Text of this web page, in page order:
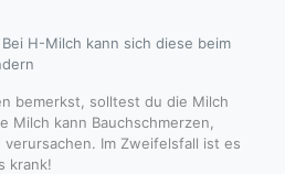
H-Milch kann sich diese beim
bemerkst, solltest du die Milch
Milch kann Bauchschmerzen,
Im Zweifelsfall ist es
krank!